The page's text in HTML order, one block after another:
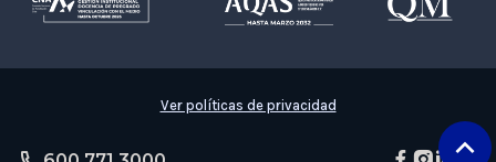
Ver políticas de privacidad